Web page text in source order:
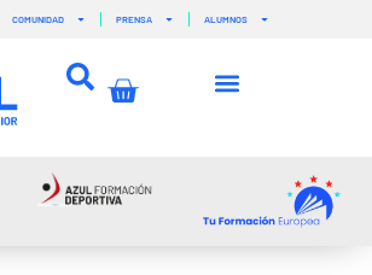
COMUNIDAD PRENSA ALUMNOS
Carrito